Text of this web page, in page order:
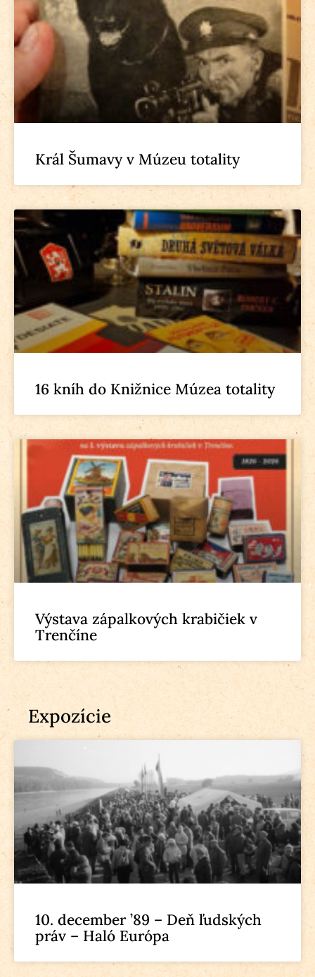
Král Šumavy v Múzeu totality
16 kníh do Knižnice Múzea totality
Výstava zápalkových krabičiek v
Trenčíne
Expozície
10. december ’89 – Deň ľudských
práv – Haló Európa